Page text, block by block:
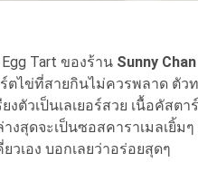
Tart ของร้าน Sunny
ตไข่ที่สายกินไม่ควรพลาด ตัว
งตัวเป็นเลเยอร์สวย เนื้อคัสต
งสุดจะเป็นซอสคาราเมลเยิ้มๆ
วเอง บอกเลยว่าอร่อยสุดๆ